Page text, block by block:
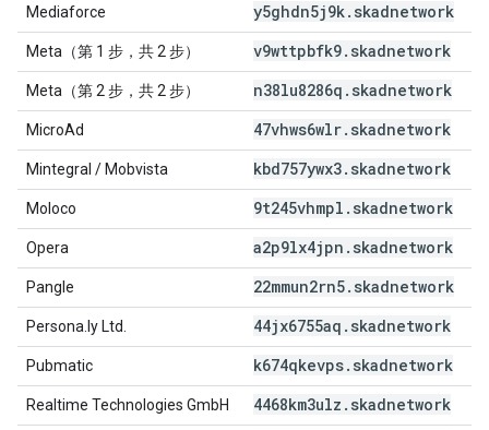
Mediaforce y5ghdn5j9k. skadnetwork
Meta（第 1 步，共 2 步） v9wttpbfk9. skadnetwork
Meta（第 2 步，共 2 步） n38lu8286q . skadnetwork
MicroAd 47vhws6wlr. skadnetwork
Mintegral / Mobvista kbd757ywx3. skadnetwork
Moloco 9t245vhmpl . skadnetwork
Opera a2p9lx4jpn . skadnetwork
Pangle 22mmun2rn5. skadnetwork
Persona.ly Ltd. 44jx6755aq . skadnetwork
Pubmatic k674qkevps. skadnetwork
Realtime Technologies GmbH 4468km3ulz . skadnetwork